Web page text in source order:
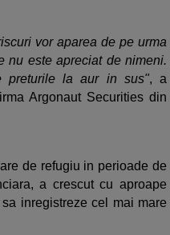
vor aparea de pe urma
nu este apreciat de nimeni.
preturile la aur in sus", a
Argonaut Securities din
de refugiu in perioade de
a crescut cu aproape
inregistreze cel mai mare